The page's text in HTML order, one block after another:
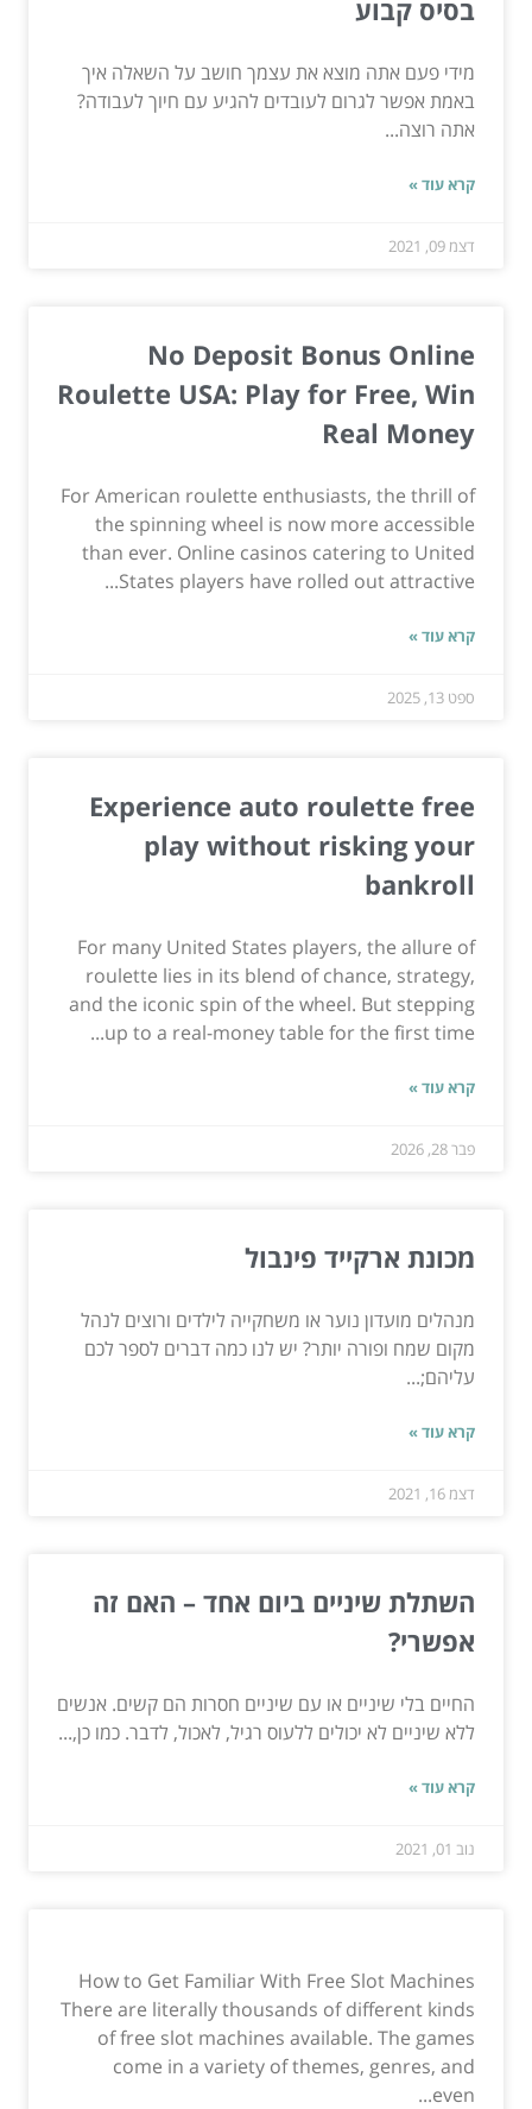
בסיס קבוע
מידי פעם אתה מוצא את עצמך חושב על השאלה איך
באמת אפשר לגרום לעובדים להגיע עם חיוך לעבודה?
אתה רוצה...
קרא עוד »
דצמ 09, 2021
No Deposit Bonus Online
Roulette USA: Play for Free, Win
Real Money
For American roulette enthusiasts, the thrill of
the spinning wheel is now more accessible
than ever. Online casinos catering to United
States players have rolled out attractive...
קרא עוד »
ספט 13, 2025
Experience auto roulette free
play without risking your
bankroll
For many United States players, the allure of
roulette lies in its blend of chance, strategy,
and the iconic spin of the wheel. But stepping
up to a real-money table for the first time...
קרא עוד »
פבר 28, 2026
מכונת ארקייד פינבול
מנהלים מועדון נוער או משחקייה לילדים ורוצים לנהל
מקום שמח ופורה יותר? יש לנו כמה דברים לספר לכם
עליהם;...
קרא עוד »
דצמ 16, 2021
השתלת שיניים ביום אחד – האם זה
אפשרי?
החיים בלי שיניים או עם שיניים חסרות הם קשים. אנשים
ללא שיניים לא יכולים ללעוס רגיל, לאכול, לדבר. כמו כן,...
קרא עוד »
נוב 01, 2021
How to Get Familiar With Free Slot Machines
There are literally thousands of different kinds
of free slot machines available. The games
come in a variety of themes, genres, and
even...